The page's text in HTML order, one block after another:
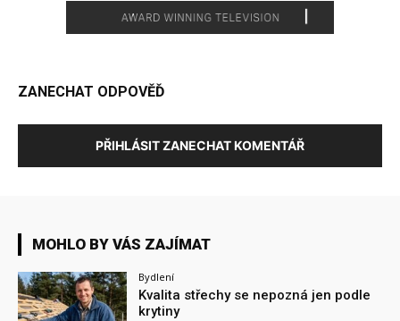
ZANECHAT ODPOVĚĎ
PŘIHLÁSIT ZANECHAT KOMENTÁŘ
MOHLO BY VÁS ZAJÍMAT
Bydlení
Kvalita střechy se nepozná jen podle
krytiny